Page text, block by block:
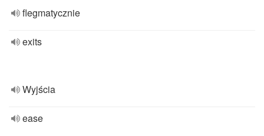
flegmatycznie
exits
Wyjścia
ease